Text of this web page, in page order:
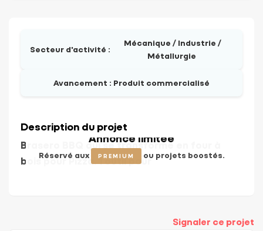
Secteur d'activité :
Mécanique / Industrie /
Métallurgie
Avancement : Produit commercialisé
Description du projet
Brasero BBQ qui se transforme en four à
bois pour Pizza. 1 outil pour
Annonce limitée
Réservé aux PREMIUM ou projets boostés.
Signaler ce projet